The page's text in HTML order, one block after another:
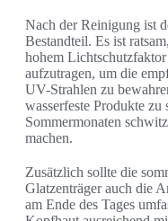
Nach der Reinigung ist
Bestandteil. Es ist
hohem
aufzutragen, um die
UV-Strahlen zu
wasserfeste Produkte zu
Sommermonaten
machen.
Zusätzlich sollte die
Glatzenträger auch die
am Ende des Tages